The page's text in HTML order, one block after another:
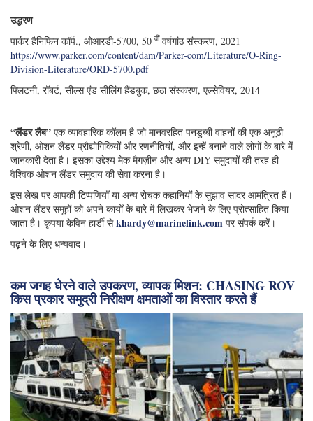
उद्धरण
पार्कर हैनिफिन कॉर्प., ओआरडी-5700, 50 वींवर्षगांठ संस्करण, 2021
https://www.parker.com/content/dam/Parker-com/Literature/O-Ring-
Division-Literature/ORD-5700.pdf
फ्लिटनी, रॉबर्ट, सील्स एंड सीलिंग हैंडबुक, छठा संस्करण, एल्सेवियर, 2014
“लैंडर लैब” एक व्यावहारिक कॉलम है जो मानवरहित पनडुब्बी वाहनों की एक अनूठी
श्रेणी, ओशन लैंडर प्रौद्योगिकियों और रणनीतियों, और इन्हें बनाने वाले लोगों के बारे में
जानकारी देता है। इसका उद्देश्य मेक मैगज़ीन और अन्य DIY समुदायों की तरह ही
वैश्विक ओशन लैंडर समुदाय की सेवा करना है।
इस लेख पर आपकी टिप्पणियाँ या अन्य रोचक कहानियों के सुझाव सादर आमंत्रित हैं।
ओशन लैंडर समूहों को अपने कार्यों के बारे में लिखकर भेजने के लिए प्रोत्साहित किया
जाता है। कृपया केविन हार्डी सेkhardy@marinelink.com पर संपर्क करें।
पढ़ने के लिए धन्यवाद।
कम जगह घेरने वाले उपकरण, व्यापक मिशन: CHASING ROV
किस प्रकार समुद्री निरीक्षण क्षमताओं का विस्तार करते हैं